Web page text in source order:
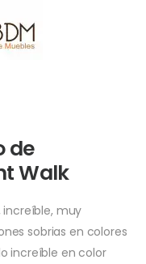
de
Walk
increíble, muy
sobrias en colores
increíble en color